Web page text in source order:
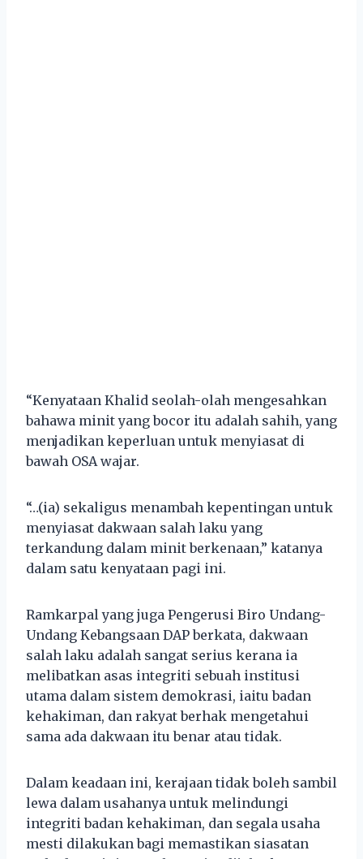
“Kenyataan Khalid seolah-olah mengesahkan
bahawa minit yang bocor itu adalah sahih, yang
menjadikan keperluan untuk menyiasat di
bawah OSA wajar.
“…(ia) sekaligus menambah kepentingan untuk
menyiasat dakwaan salah laku yang
terkandung dalam minit berkenaan,” katanya
dalam satu kenyataan pagi ini.
Ramkarpal yang juga Pengerusi Biro Undang-
Undang Kebangsaan DAP berkata, dakwaan
salah laku adalah sangat serius kerana ia
melibatkan asas integriti sebuah institusi
utama dalam sistem demokrasi, iaitu badan
kehakiman, dan rakyat berhak mengetahui
sama ada dakwaan itu benar atau tidak.
Dalam keadaan ini, kerajaan tidak boleh sambil
lewa dalam usahanya untuk melindungi
integriti badan kehakiman, dan segala usaha
mesti dilakukan bagi memastikan siasatan